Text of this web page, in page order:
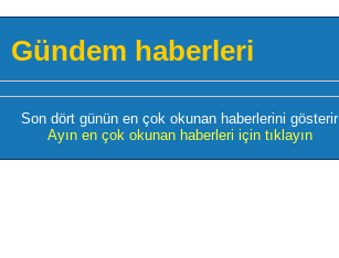
Gündem haberleri
Son dört günün en çok okunan haberlerini gösterir
Ayın en çok okunan haberleri için tıklayın